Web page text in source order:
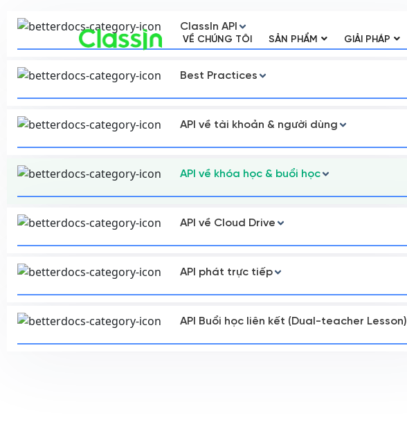
VỀ CHÚNG TÔI SẢN PHẨM GIẢI PHÁP
ClassIn API
Best Practices
API về tài khoản & người dùng
API về khóa học & buổi học
API về Cloud Drive
API phát trực tiếp
API Buổi học liên kết (Dual-teacher Lesson)